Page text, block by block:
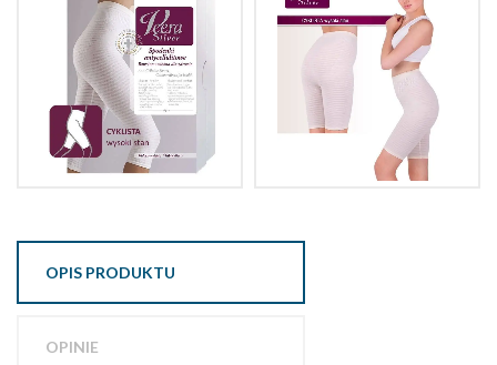
OPIS PRODUKTU
OPINIE